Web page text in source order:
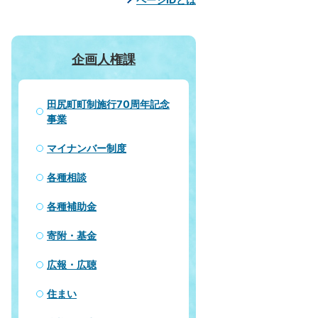
企画人権課
田尻町町制施行70周年記念
事業
マイナンバー制度
各種相談
各種補助金
寄附・基金
広報・広聴
住まい